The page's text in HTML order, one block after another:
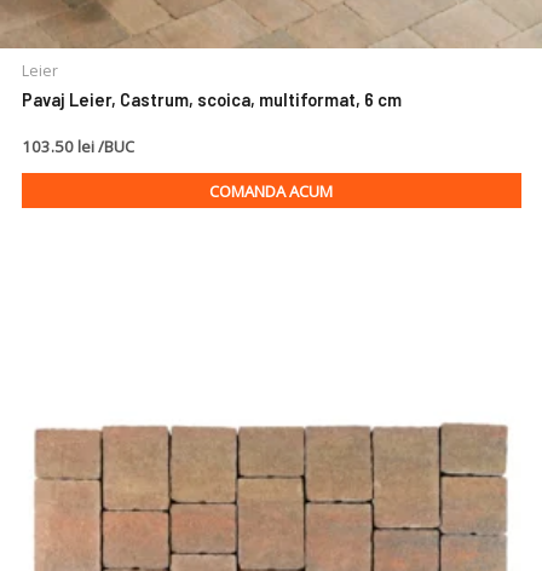
Leier
Pavaj Leier, Castrum, scoica, multiformat, 6 cm
103.50 lei /BUC
COMANDA ACUM